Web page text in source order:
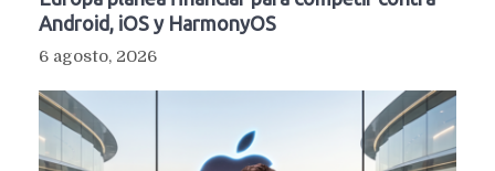
Android, iOS y HarmonyOS
6 agosto, 2026